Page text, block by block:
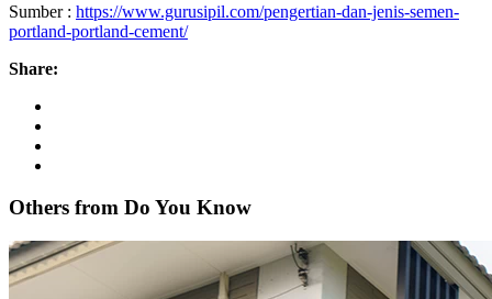
Sumber : https://www.gurusipil.com/pengertian-dan-jenis-semen-
portland-portland-cement/
Share:
Others from Do You Know